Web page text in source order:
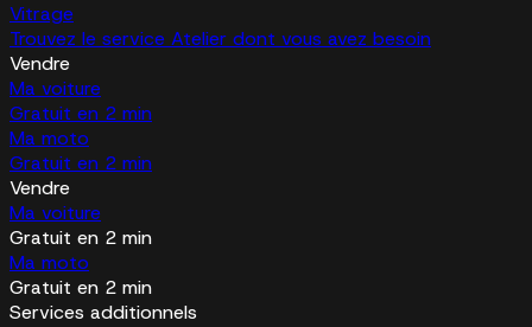
Vitrage
Trouvez le service Atelier dont vous avez besoin
Vendre
Ma voiture
Gratuit en 2 min
Ma moto
Gratuit en 2 min
Vendre
Ma voiture
Gratuit en 2 min
Ma moto
Gratuit en 2 min
Services additionnels